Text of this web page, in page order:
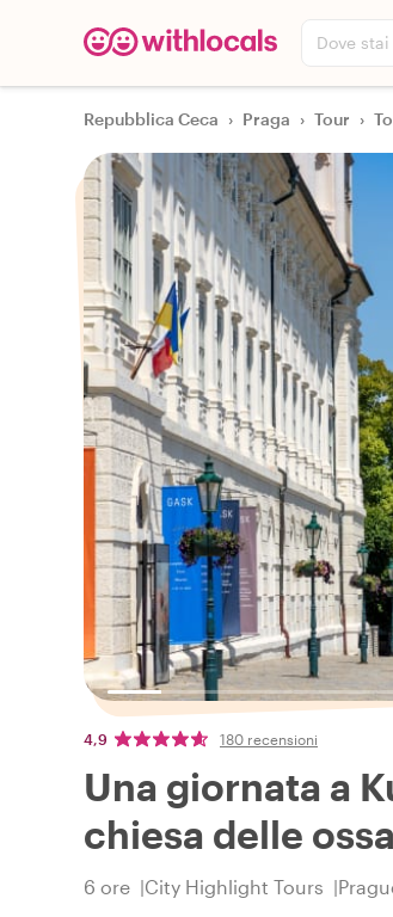
Dove
Repubblica Ceca › Praga › Tour ›
4,9 180 recensioni
Una giornata a
chiesa delle ossa
6 ore City Highlight Tours